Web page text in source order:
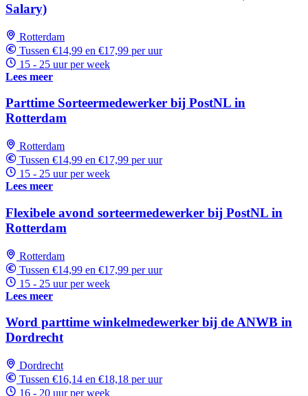
Salary)
Rotterdam
Tussen €14,99 en €17,99 per uur
15 - 25 uur per week
Lees meer
Parttime Sorteermedewerker bij PostNL in
Rotterdam
Rotterdam
Tussen €14,99 en €17,99 per uur
15 - 25 uur per week
Lees meer
Flexibele avond sorteermedewerker bij PostNL in
Rotterdam
Rotterdam
Tussen €14,99 en €17,99 per uur
15 - 25 uur per week
Lees meer
Word parttime winkelmedewerker bij de ANWB in
Dordrecht
Dordrecht
Tussen €16,14 en €18,18 per uur
16 - 20 uur per week